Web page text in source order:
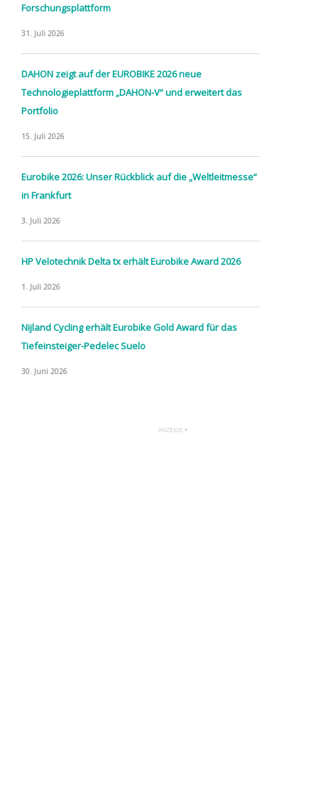
Forschungsplattform
31. Juli 2026
DAHON zeigt auf der EUROBIKE 2026 neue
Technologieplattform „DAHON-V“ und erweitert das
Portfolio
15. Juli 2026
Eurobike 2026: Unser Rückblick auf die „Weltleitmesse“
in Frankfurt
3. Juli 2026
HP Velotechnik Delta tx erhält Eurobike Award 2026
1. Juli 2026
Nijland Cycling erhält Eurobike Gold Award für das
Tiefeinsteiger-Pedelec Suelo
30. Juni 2026